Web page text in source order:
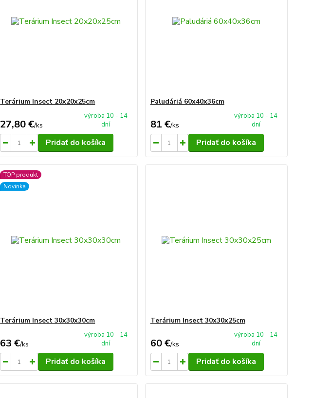
Terárium Insect 20x20x25cm
27,80 €/ks
výroba 10 - 14
dní
Pridať do košíka
Paludáriá 60x40x36cm
81 €/ks
výroba 10 - 14
dní
Pridať do košíka
TOP produkt
Novinka
Terárium Insect 30x30x30cm
63 €/ks
výroba 10 - 14
dní
Pridať do košíka
Terárium Insect 30x30x25cm
60 €/ks
výroba 10 - 14
dní
Pridať do košíka